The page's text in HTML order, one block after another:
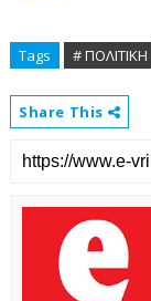
Tags # ΠΟΛΙΤΙΚΗ
Share This